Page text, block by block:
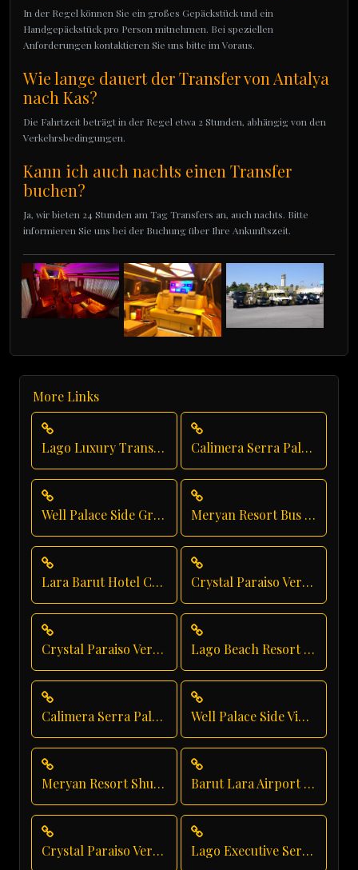
In der Regel können Sie ein großes Gepäckstück und ein
Handgepäckstück pro Person mitnehmen. Bei speziellen
Anforderungen kontaktieren Sie uns bitte im Voraus.
Wie lange dauert der Transfer von Antalya
nach Kas?
Die Fahrtzeit beträgt in der Regel etwa 2 Stunden, abhängig von den
Verkehrsbedingungen.
Kann ich auch nachts einen Transfer
buchen?
Ja, wir bieten 24 Stunden am Tag Transfers an, auch nachts. Bitte
informieren Sie uns bei der Buchung über Ihre Ankunftszeit.
More Links
Lago Luxury Transport Calimera Serra Palace Group Transfer
Well Palace Side Group Transfer Meryan Resort Bus Transfer
Lara Barut Hotel Chauffeur Crystal Paraiso Verde Family Transfer
Crystal Paraiso Verde Hotel Transfer Lago Beach Resort Transfer
Calimera Serra Palace Vip Transfer Well Palace Side Vip Transfer
Meryan Resort Shuttle Service Barut Lara Airport Transfer
Crystal Paraiso Verde Taxi Service Lago Executive Service